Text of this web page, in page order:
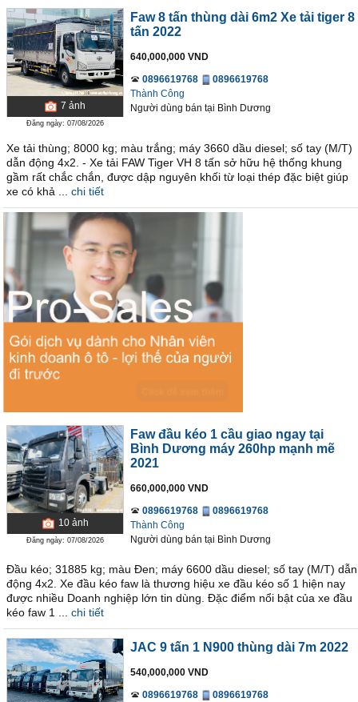
7 ảnh
Đăng ngày: 07/08/2026
Faw 8 tấn thùng dài 6m2 Xe tải tiger 8
tấn 2022
640,000,000 VND
0896619768
0896619768
Thành Công
Người dùng bán tại Bình Dương
Xe tải thùng; 8000 kg; màu trắng; máy 3660 dầu diesel; số tay (M/T)
dẫn động 4x2. - Xe tải FAW Tiger VH 8 tấn sở hữu hệ thống khung
gầm rất chắc chắn, được dập nguyên khối từ loại thép đặc biệt giúp
xe có khả ...
chi tiết
10ảnh
Đăng ngày: 07/08/2026
Faw đầu kéo 1 cầu giao ngay tại
Bình Dương máy 260hp mạnh mẽ
2021
660,000,000 VND
0896619768
0896619768
Thành Công
Người dùng bán tại Bình Dương
Đầu kéo; 31885 kg; màu Đen; máy 6600 dầu diesel; số tay (M/T) dẫn
động 4x2. Xe đầu kéo faw là thương hiệu xe đầu kéo số 1 hiện nay
được nhiều Doanh nghiệp lớn tin dùng. Đặc điểm nổi bật của xe đầu
kéo faw 1 ...
chi tiết
JAC 9 tấn 1 N900 thùng dài 7m 2022
540,000,000 VND
0896619768
0896619768